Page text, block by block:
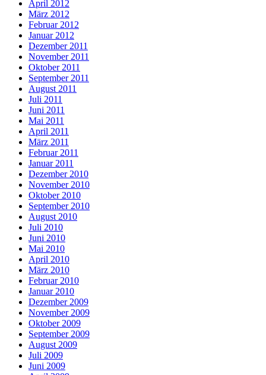
April 2012
März 2012
Februar 2012
Januar 2012
Dezember 2011
November 2011
Oktober 2011
September 2011
August 2011
Juli 2011
Juni 2011
Mai 2011
April 2011
März 2011
Februar 2011
Januar 2011
Dezember 2010
November 2010
Oktober 2010
September 2010
August 2010
Juli 2010
Juni 2010
Mai 2010
April 2010
März 2010
Februar 2010
Januar 2010
Dezember 2009
November 2009
Oktober 2009
September 2009
August 2009
Juli 2009
Juni 2009